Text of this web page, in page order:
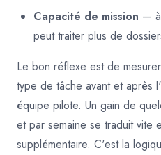
Capacité de mission —
peut traiter plus de
Le bon réflexe est de
type de tâche avant et après
équipe pilote. Un gain de
et par semaine se traduit vite
supplémentaire. C'est la